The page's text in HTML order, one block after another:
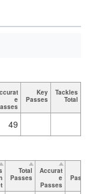
e
Key
Passes
Tackles
Total
49
Total
Passes
Accurat
e
Passes